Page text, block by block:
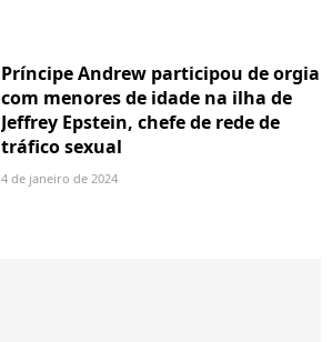
Príncipe Andrew participou de orgia
com menores de idade na ilha de
Jeffrey Epstein, chefe de rede de
tráfico sexual
4 de janeiro de 2024